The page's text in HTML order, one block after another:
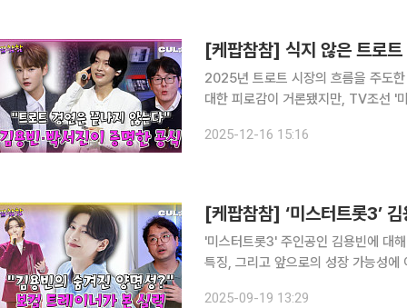
[케팝참참] 식지 않은 트로
2025년 트로트 시장의 흐름을 주도
대한 피로감이 거론됐지만, TV조선 '
의 대중음악 토크 프로그램 '케팝참참
2025-12-16 15:16
[케팝참참] ‘미스터트롯3’
'미스터트롯3' 주인공인 김용빈에 대
특징, 그리고 앞으로의 성장 가능성에 이르기
2025-09-19 13:29